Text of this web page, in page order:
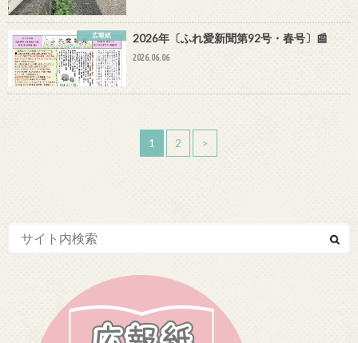
広報紙 2026年〔ふれ愛新聞第92号・春号〕📰
2026.06.06
1 2 >